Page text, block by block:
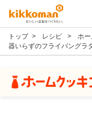
トップ レシピ
ホ
器いらずのフライパングラ